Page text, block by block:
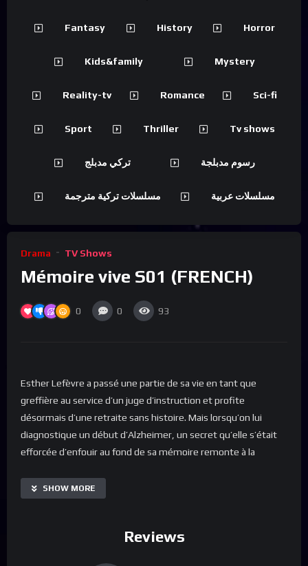
Drama TV Shows
Mémoire vive S01 (FRENCH)
0 0 93
Esther Lefèvre a passé une partie de sa vie en tant que
greffière au service d’un juge d’instruction et profite
désormais d’une retraite sans histoire. Mais lorsqu’on lui
diagnostique un début d’Alzheimer, un secret qu’elle s’était
efforcée d’enfouir au fond de sa mémoire remonte à la
commence à éliminer, une à une, les personnes qui y sont
que l’oubli ne la gagne, une jeune flic talentueuse et
SHOW MORE
Reviews
Fantasy History Horror
Kids&family Mystery
Reality-tv Romance Sci-fi
Sport Thriller Tv shows
تركي مدبلج رسوم مدبلجة
مسلسلات تركية مترجمة مسلسلات عربية